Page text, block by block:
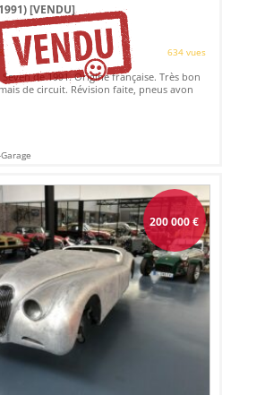
[VENDU]
634 vues
de 1991. Origine française. Très bon
de circuit. Révision faite, pneus avon
200 000€